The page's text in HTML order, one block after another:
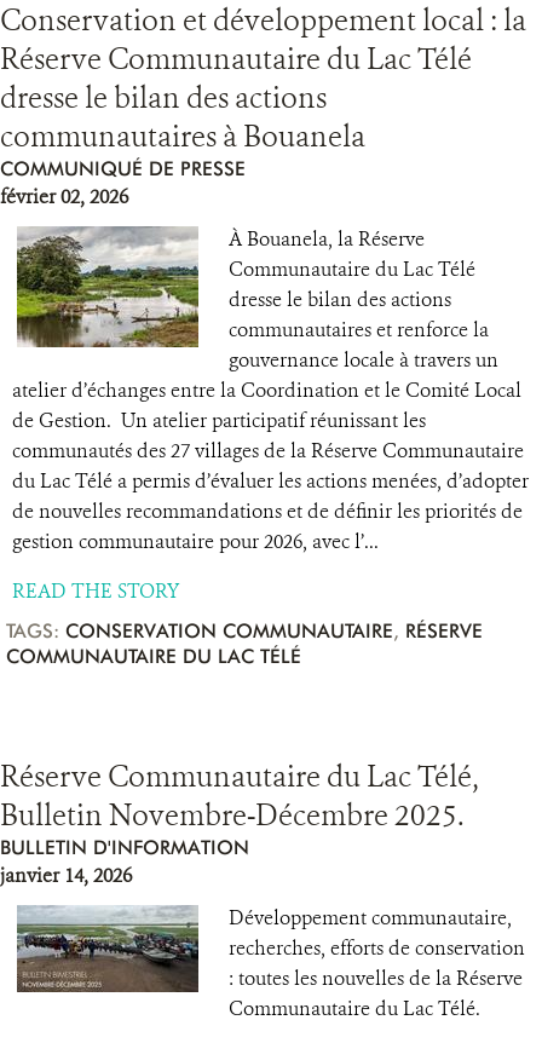
Conservation et développement local : la
Réserve Communautaire du Lac Télé
dresse le bilan des actions
communautaires à Bouanela
COMMUNIQUÉ DE PRESSE
février 02, 2026
À Bouanela, la Réserve
Communautaire du Lac Télé
dresse le bilan des actions
communautaires et renforce la
gouvernance locale à travers un
atelier d’échanges entre la Coordination et le Comité Local
de Gestion. Un atelier participatif réunissant les
communautés des 27 villages de la Réserve Communautaire
du Lac Télé a permis d’évaluer les actions menées, d’adopter
de nouvelles recommandations et de définir les priorités de
gestion communautaire pour 2026, avec l’...
READ THE STORY
TAGS: CONSERVATION COMMUNAUTAIRE, RÉSERVE
COMMUNAUTAIRE DU LAC TÉLÉ
Réserve Communautaire du Lac Télé,
Bulletin Novembre-Décembre 2025.
BULLETIN D'INFORMATION
janvier 14, 2026
Développement communautaire,
recherches, efforts de conservation
: toutes les nouvelles de la Réserve
Communautaire du Lac Télé.